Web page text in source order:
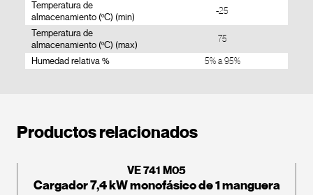
Temperatura de
almacenamiento (ºC) (min)
-25
Temperatura de
almacenamiento (ºC) (max)
75
Humedad relativa % 5% a 95%
Productos relacionados
VE 741 M05
Cargador 7,4 kW monofásico de 1 manguera